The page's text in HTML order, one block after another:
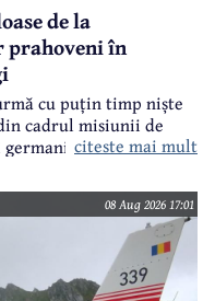
de la
în
cu puțin timp niște
cadrul misiunii de
germani din peretele
citeste mai mult
08 Aug 2026 17:01